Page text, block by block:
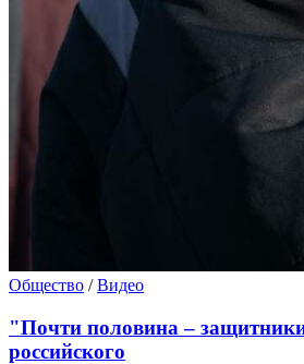
Общество /Видео
"Почти половина –
российского